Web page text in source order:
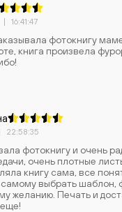
| 16:41:47
фотокнигу
книга произвела
22:58:35
и очень рада качеству
очень плотные
книгу сама, все
выбрать шаблон,
желанию. Печать и